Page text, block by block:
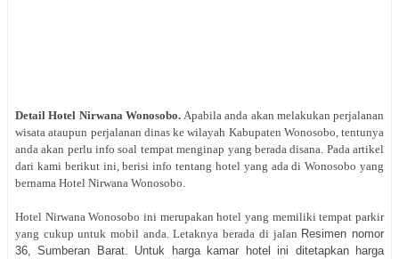
Detail Hotel Nirwana Wonosobo. Apabila anda akan melakukan perjalanan
wisata ataupun perjalanan dinas ke wilayah Kabupaten Wonosobo, tentunya
anda akan perlu info soal tempat menginap yang berada disana. Pada artikel
dari kami berikut ini, berisi info tentang hotel yang ada di Wonosobo yang
bernama Hotel Nirwana Wonosobo.
Hotel Nirwana Wonosobo ini merupakan hotel yang memiliki tempat parkir
yang cukup untuk mobil anda. Letaknya berada di jalan Resimen nomor
36, Sumberan Barat. Untuk harga kamar hotel ini ditetapkan harga